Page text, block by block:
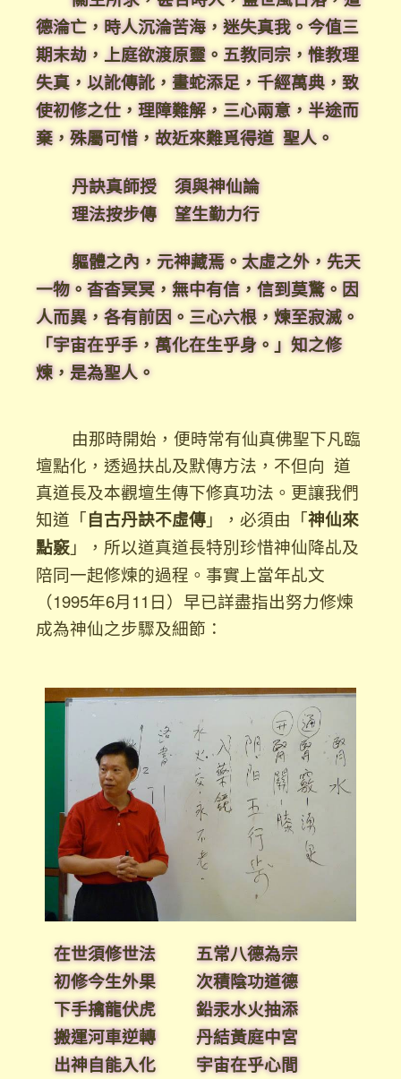
德淪亡，時人沉淪苦海，迷失真我。今值三
期末劫，上庭欲渡原靈。五教同宗，惟教理
失真，以訛傳訛，畫蛇添足，千經萬典，致
使初修之仕，理障難解，三心兩意，半途而
棄，殊屬可惜，故近來難覓得道 聖人。
丹訣真師授 須與神仙論
理法按步傳 望生勤力行
軀體之內，元神藏焉。太虛之外，先天
一物。杳杳冥冥，無中有信，信到莫驚。因
人而異，各有前因。三心六根，煉至寂滅。
「宇宙在乎手，萬化在生乎身。」知之修
煉，是為聖人。
由那時開始，便時常有仙真佛聖下凡臨
壇點化，透過扶乩及默傳方法，不但向 道
真道長及本觀壇生傳下修真功法。更讓我們
知道「自古丹訣不虛傳」，必須由「神仙來
點竅」，所以道真道長特別珍惜神仙降乩及
陪同一起修煉的過程。事實上當年乩文
（1995年6月11日）早已詳盡指出努力修煉
成為神仙之步驟及細節：
在世須修世法 五常八德為宗
初修今生外果 次積陰功道德
下手擒龍伏虎 鉛汞水火抽添
搬運河車逆轉 丹結黃庭中宮
出神自能入化 宇宙在乎心間